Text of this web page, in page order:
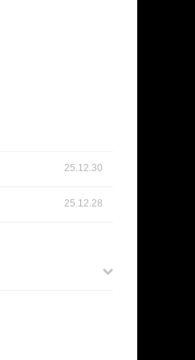
25.12.30
25.12.28